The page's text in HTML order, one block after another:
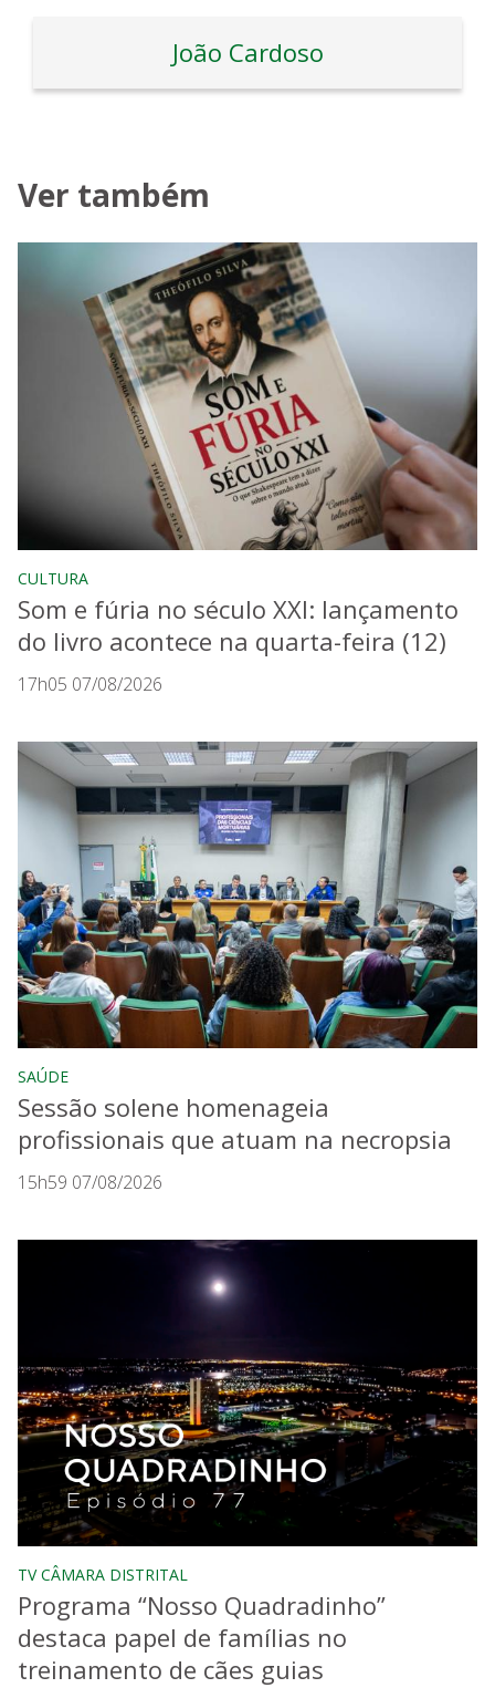
João Cardoso
Ver também
CULTURA
Som e fúria no século XXI: lançamento
do livro acontece na quarta-feira (12)
17h05 07/08/2026
SAÚDE
Sessão solene homenageia
profissionais que atuam na necropsia
15h59 07/08/2026
TV CÂMARA DISTRITAL
Programa “Nosso Quadradinho”
destaca papel de famílias no
treinamento de cães guias